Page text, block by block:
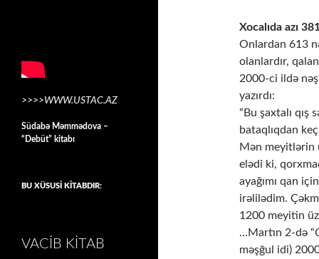
Xocalıda azı
Onlardan 613
olanlardır,
2000-ci ildə
yazırdı:
“Bu şaxtalı qış
bataqlıqdan
Mən meyitlərin
elədi ki,
ayağımı qan
irəlilədim.
1200 meyitin
…Martın 2-də
məşğul idi)
>>>>WWW.USTAC.AZ
Südabə Məmmədova –
“Debüt” kitabı
BU XÜSUSİ KİTABDIR:
VACIB KITAB